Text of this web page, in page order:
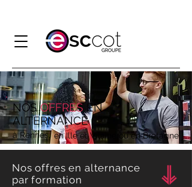
NOSOFFRES EN
ALTERNANCE
à Rennes, en Ille et Vilaine ou en Bretagne
Nos offres en alternance
par formation